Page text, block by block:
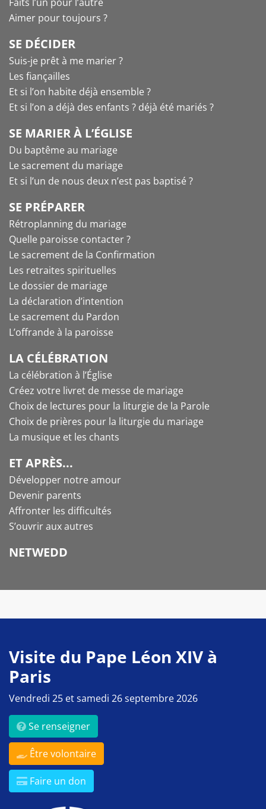
Aimer pour toujours ?
SE DÉCIDER
Suis-je prêt à me marier ?
Les fiançailles
Et si l’on habite déjà ensemble ?
Et si l’on a déjà des enfants ? déjà été mariés ?
SE MARIER À L’ÉGLISE
Du baptême au mariage
Le sacrement du mariage
Et si l’un de nous deux n’est pas baptisé ?
SE PRÉPARER
Rétroplanning du mariage
Quelle paroisse contacter ?
Le sacrement de la Confirmation
Les retraites spirituelles
Le dossier de mariage
La déclaration d’intention
Le sacrement du Pardon
L’offrande à la paroisse
LA CÉLÉBRATION
La célébration à l’Église
Créez votre livret de messe de mariage
Choix de lectures pour la liturgie de la Parole
Choix de prières pour la liturgie du mariage
La musique et les chants
ET APRÈS...
Développer notre amour
Devenir parents
Affronter les difficultés
S’ouvrir aux autres
NETWEDD
Visite du Pape Léon XIV à
Paris
Vendredi 25 et samedi 26 septembre 2026
Se renseigner
Être volontaire
Faire un don